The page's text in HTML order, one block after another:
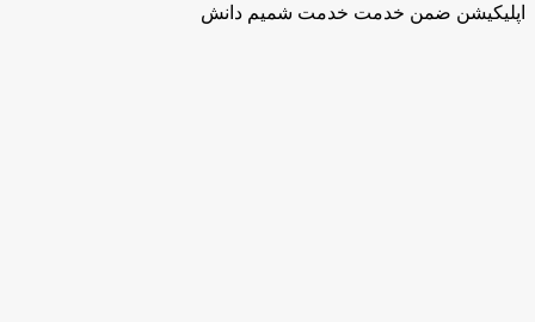
اپلیکیشن ضمن خدمت خدمت شمیم دانش